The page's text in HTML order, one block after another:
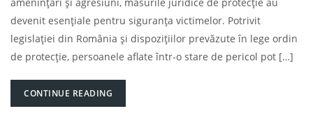
amenințări și agresiuni, măsurile juridice de protecție au
devenit esențiale pentru siguranța victimelor. Potrivit
legislației din România și dispozițiilor prevăzute în lege ordin
de protecție, persoanele aflate într-o stare de pericol pot […]
CONTINUE READING